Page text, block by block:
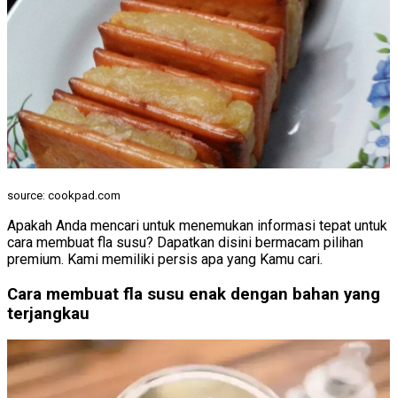
source: cookpad.com
Apakah Anda mencari untuk menemukan informasi tepat untuk
cara membuat fla susu? Dapatkan disini bermacam pilihan
premium. Kami memiliki persis apa yang Kamu cari.
Cara membuat fla susu enak dengan bahan yang
terjangkau